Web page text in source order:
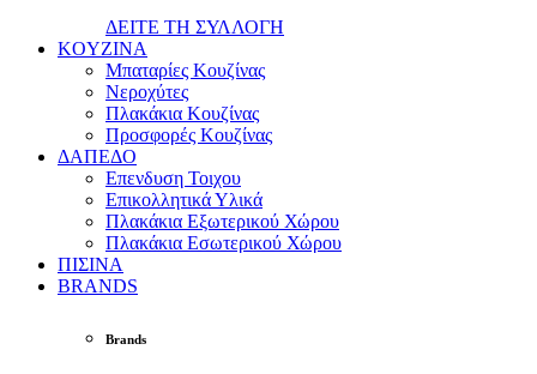
ΔΕΙΤΕ ΤΗ ΣΥΛΛΟΓΗ
KOYZINA
Μπαταρίες Κουζίνας
Νεροχύτες
Πλακάκια Κουζίνας
Προσφορές Κουζίνας
ΔΑΠΕΔΟ
Επενδυση Τοιχου
Επικολλητικά Υλικά
Πλακάκια Εξωτερικού Χώρου
Πλακάκια Εσωτερικού Χώρου
ΠΙΣΙΝΑ
BRANDS
Brands